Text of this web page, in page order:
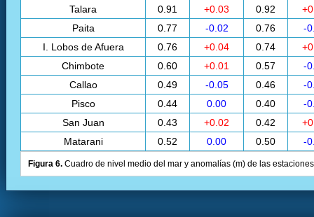
Talara 0.91 +0.03 0.92
Paita
0.77 -0.02 0.76
-
I. Lobos de Afuera
0.76 +0.04 0.74
Chimbote
0.60 +0.01 0.57
-
Callao
0.49 -0.05 0.46
-
Pisco
0.44 0.00 0.40
-
San Juan
0.43 +0.02 0.42
Matarani
0.52 0.00 0.50 -
Figura 6. Cuadro de nivel medio del mar y anomalías (m) de las